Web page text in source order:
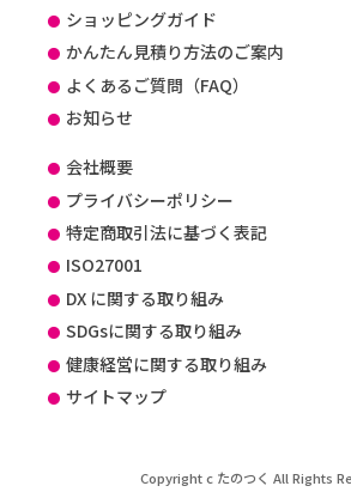
ショッピングガイド
かんたん見積り方法のご案内
よくあるご質問（FAQ）
お知らせ
会社概要
プライバシーポリシー
特定商取引法に基づく表記
ISO27001
DX に関する取り組み
SDGsに関する取り組み
健康経営に関する取り組み
サイトマップ
Copyright c たのつく All Rights